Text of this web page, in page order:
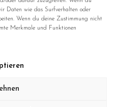
Daten wie das Surfverhalten oder
Wenn du deine Zustimmung nicht
Merkmale und Funktionen
2629826